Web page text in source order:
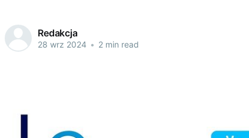
Redakcja
28 wrz 2024 • 2 min read